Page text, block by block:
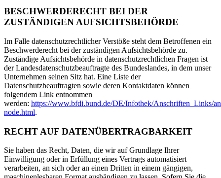
BESCHWERDERECHT BEI DER
ZUSTÄNDIGEN AUFSICHTSBEHÖRDE
Im Falle datenschutzrechtlicher Verstöße steht dem Betroffenen ein
Beschwerderecht bei der zuständigen Aufsichtsbehörde zu.
Zuständige Aufsichtsbehörde in datenschutzrechtlichen Fragen ist
der Landesdatenschutzbeauftragte des Bundeslandes, in dem unser
Unternehmen seinen Sitz hat. Eine Liste der
Datenschutzbeauftragten sowie deren Kontaktdaten können
folgendem Link entnommen
werden: https://www.bfdi.bund.de/DE/Infothek/Anschriften_Links/
node.html.
RECHT AUF DATENÜBERTRAGBARKEIT
Sie haben das Recht, Daten, die wir auf Grundlage Ihrer
Einwilligung oder in Erfüllung eines Vertrags automatisiert
verarbeiten, an sich oder an einen Dritten in einem gängigen,